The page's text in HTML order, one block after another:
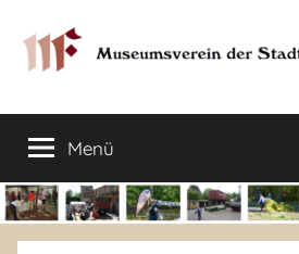
Inhalt
springen
Museumsverein
der
Stadt
37
–
03149
Menü